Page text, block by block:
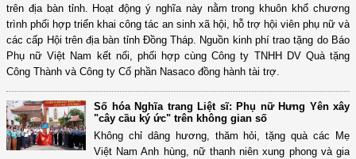
trên địa bàn tỉnh. Hoạt động ý nghĩa này nằm trong khuôn khổ chương
trình phối hợp triển khai công tác an sinh xã hội, hỗ trợ hội viên phụ nữ và
các cấp Hội trên địa bàn tỉnh Đồng Tháp. Nguồn kinh phí trao tặng do Báo
Phụ nữ Việt Nam kết nối, phối hợp cùng Công ty TNHH DV Quà tặng
Công Thành và Công ty Cổ phần Nasaco đồng hành tài trợ.
Số hóa Nghĩa trang Liệt sĩ: Phụ nữ Hưng Yên xây
"cây cầu ký ức" trên không gian số
Không chỉ dâng hương, thăm hỏi, tặng quà các Mẹ
Việt Nam Anh hùng, nữ thanh niên xung phong và gia